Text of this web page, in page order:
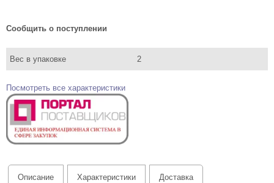
Сообщить о поступлении
Вес в упаковке 2
Посмотреть все характеристики
Описание Характеристики Доставка